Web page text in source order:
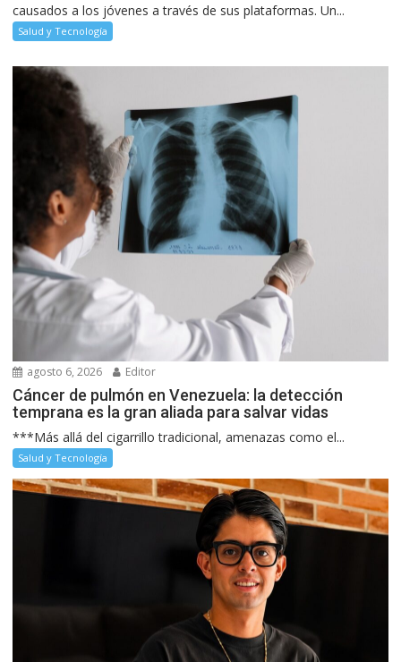
causados a los jóvenes a través de sus plataformas. Un...
Salud y Tecnología
agosto 6, 2026 Editor
Cáncer de pulmón en Venezuela: la detección
temprana es la gran aliada para salvar vidas
***Más allá del cigarrillo tradicional, amenazas como el...
Salud y Tecnología